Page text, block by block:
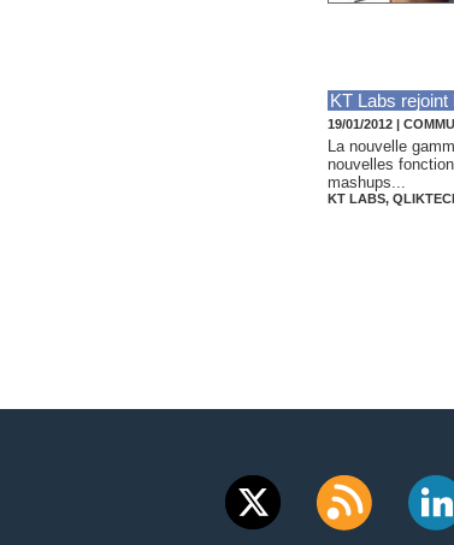
KT Labs
19/01/2012 |
La nouvelle
nouvelles
mashups...
KT LABS,